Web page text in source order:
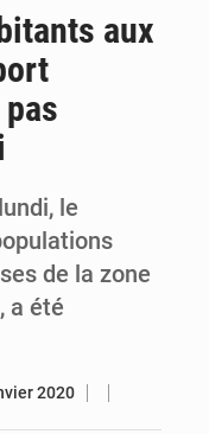
aux
le
de la zone
a été
2020